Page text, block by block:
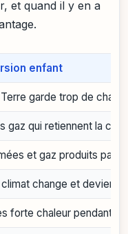
et quand il y en a
enfant
garde trop de
gaz qui retiennent la
et gaz produits par
change et devient
forte chaleur pendant